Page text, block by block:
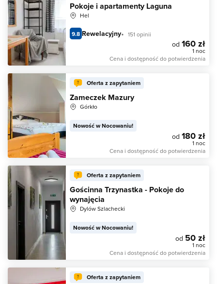
Pokoje i apartamenty Laguna
Hel
9.8 Rewelacyjny 151 opinii
od 160 zł
1 noc
Cena i dostępność do potwierdzenia
Oferta z zapytaniem
Zameczek Mazury
Górkło
Nowość w Nocowaniu!
od 180 zł
1 noc
Cena i dostępność do potwierdzenia
Oferta z zapytaniem
Gościnna Trzynastka - Pokoje do
wynajęcia
Dylów Szlachecki
Nowość w Nocowaniu!
od 50 zł
1 noc
Cena i dostępność do potwierdzenia
Oferta z zapytaniem